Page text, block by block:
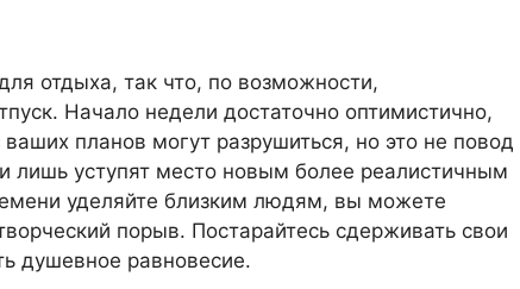
отдыха, так что, по возможности,
Начало недели достаточно оптимистично,
ваших планов могут разрушиться, но это не повод
лишь уступят место новым более реалистичным
уделяйте близким людям, вы можете
порыв. Постарайтесь сдерживать свои
душевное равновесие.